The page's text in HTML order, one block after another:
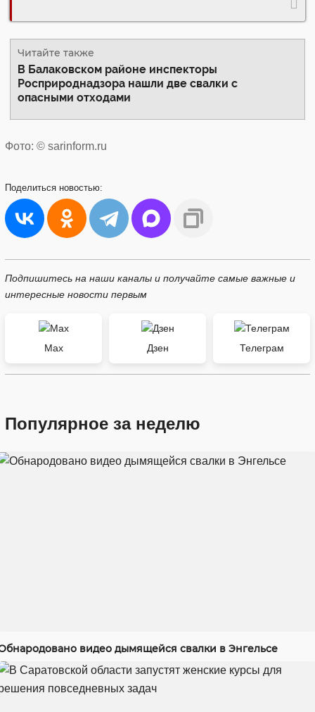
Читайте также
В Балаковском районе инспекторы
Росприроднадзора нашли две свалки с
опасными отходами
Фото: © sarinform.ru
Поделиться новостью:
Подпишитесь на наши каналы и получайте самые важные и
интересные новости первым
Max Дзен Телеграм
Популярное за неделю
видео дымящейся свалки в Энгельсе